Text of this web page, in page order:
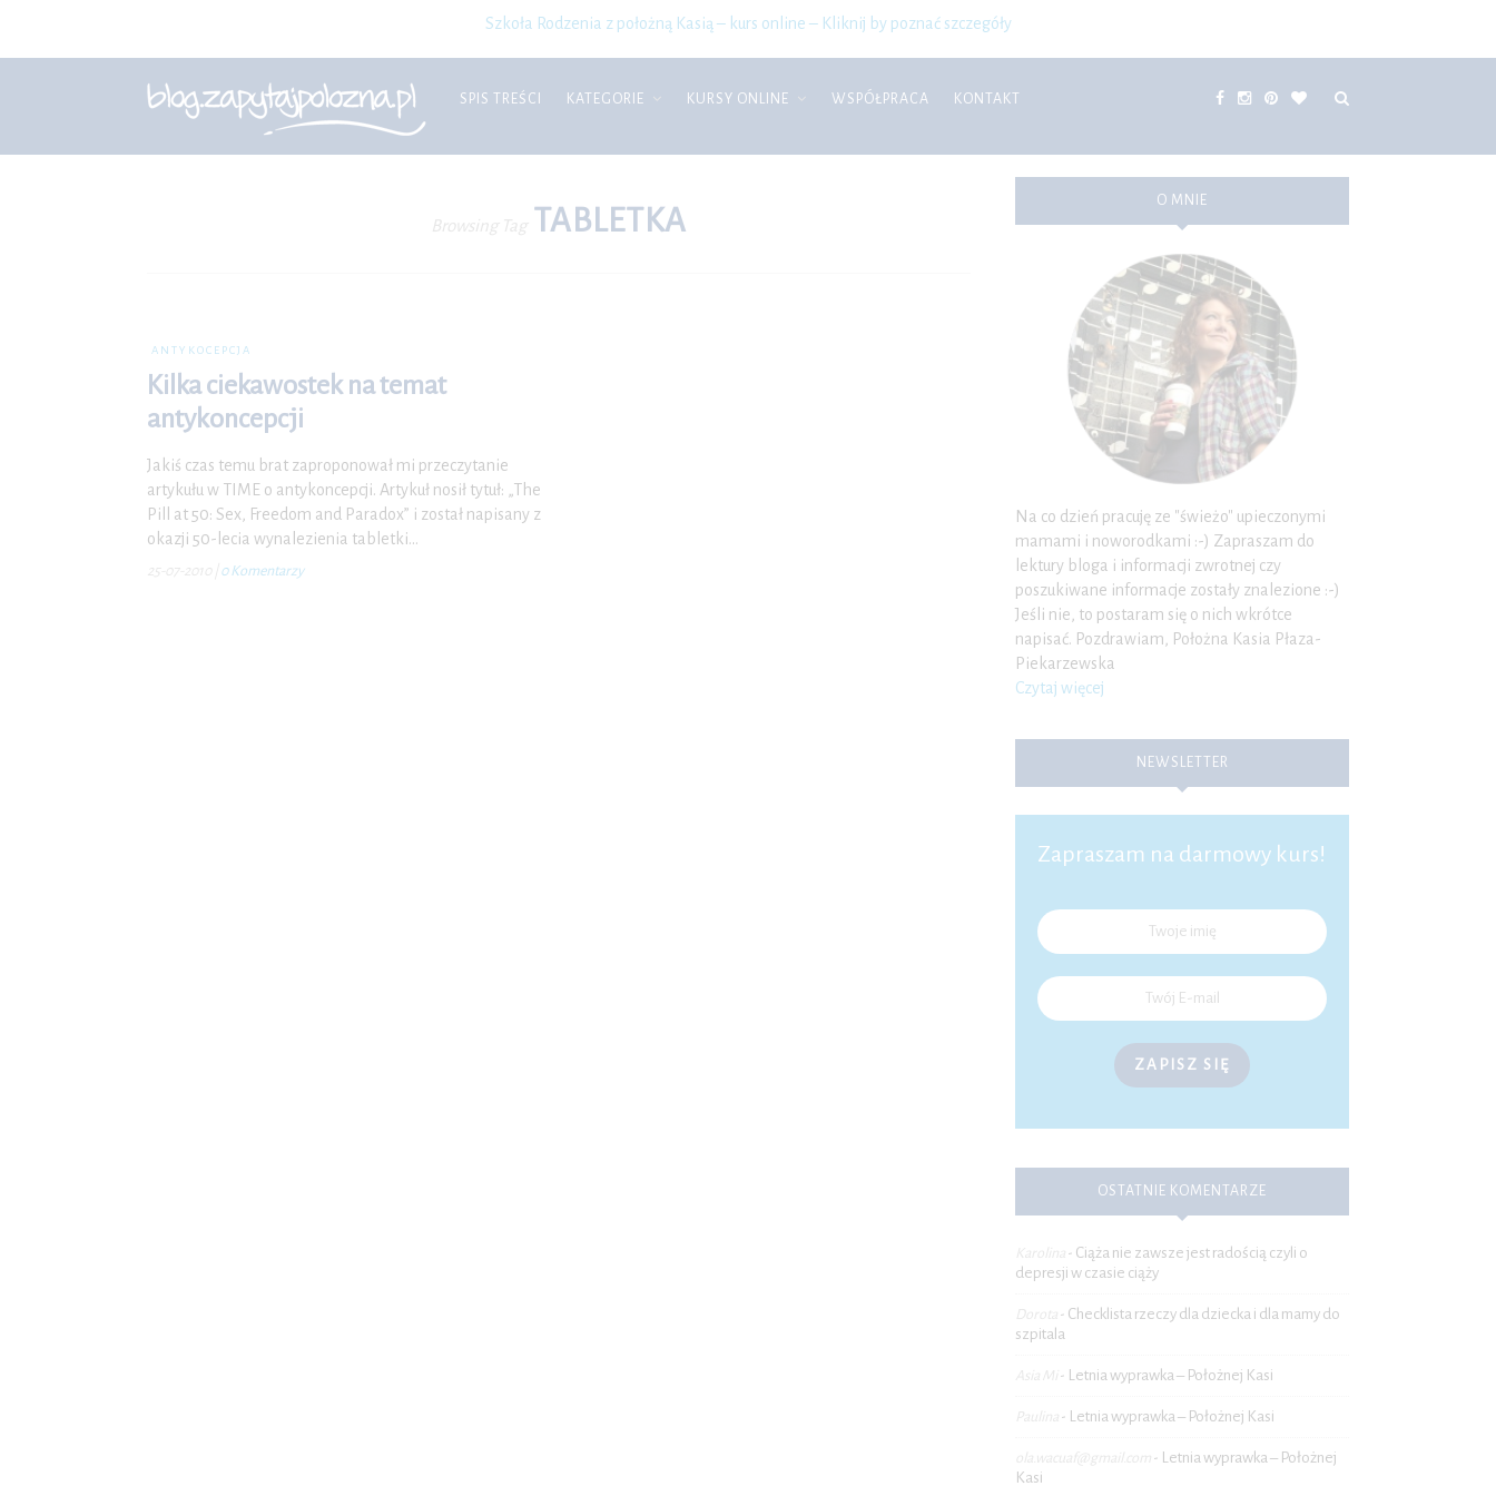
Szkoła Rodzenia z położną Kasią – kurs online – Kliknij by poznać szczegóły
SPIS TREŚCI KATEGORIE KURSY ONLINE WSPÓŁPRACA KONTAKT
Browsing Tag TABLETKA
ANTYKOCEPCJA
Kilka ciekawostek na temat
antykoncepcji
Jakiś czas temu brat zaproponował mi przeczytanie
artykułu w TIME o antykoncepcji. Artykuł nosił tytuł: „The
Pill at 50: Sex, Freedom and Paradox” i został napisany z
okazji 50-lecia wynalezienia tabletki…
25-07-2010 0 Komentarzy
O MNIE
Na co dzień pracuję ze "świeżo" upieczonymi
mamami i noworodkami :-) Zapraszam do
lektury bloga i informacji zwrotnej czy
poszukiwane informacje zostały znalezione :-)
Jeśli nie, to postaram się o nich wkrótce
napisać. Pozdrawiam, Położna Kasia Płaza-
Piekarzewska
Czytaj więcej
NEWSLETTER
Zapraszam na darmowy kurs!
ZAPISZ SIĘ
OSTATNIE KOMENTARZE
Karolina - Ciąża nie zawsze jest radością czyli o
depresji w czasie ciąży
Dorota - Checklista rzeczy dla dziecka i dla mamy do
szpitala
Asia Mi - Letnia wyprawka – Położnej Kasi
Paulina - Letnia wyprawka – Położnej Kasi
ola.wacuaf@gmail.com - Letnia wyprawka – Położnej
Kasi